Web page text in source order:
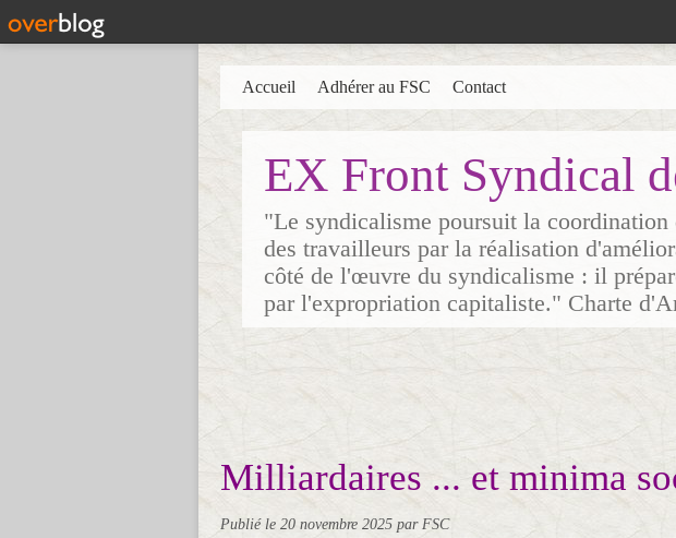
EX Front Syndical
"Le syndicalisme poursuit la
des travailleurs par la réalisation
côté de l'œuvre du syndicalisme : il
par l'expropriation capitaliste." Charte
Accueil Adhérer au FSC Contact
Milliardaires ... et minima
Publié le 20 novembre 2025 par FSC